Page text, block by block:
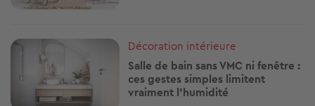
Image
Décoration intérieure
Salle de bain sans VMC ni fenêtre :
ces gestes simples limitent
vraiment l’humidité